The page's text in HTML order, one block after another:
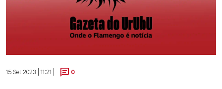
15 Set 2023 | 11:21 | 0